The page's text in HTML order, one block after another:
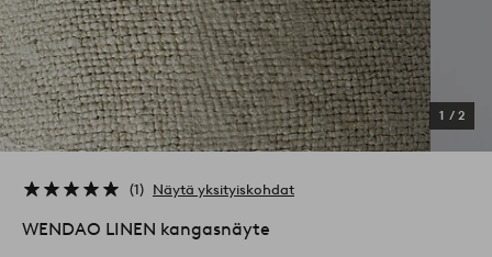
1 / 2
1 Näytä yksityiskohdat
WENDAO LINEN kangasnäyte